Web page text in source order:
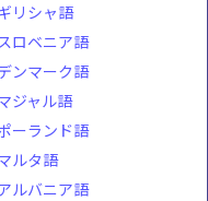
リシャ語
ロベニア語
ンマーク語
ジャル語
ーランド語
ルタ語
ルバニア語